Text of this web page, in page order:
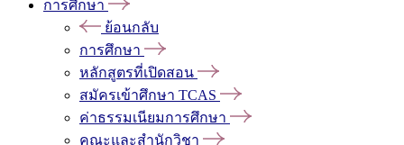
การศึกษา
ย้อนกลับ
การศึกษา
หลักสูตรที่เปิดสอน
สมัครเข้าศึกษา TCAS
ค่าธรรมเนียมการศึกษา
คณะและสำนักวิชา